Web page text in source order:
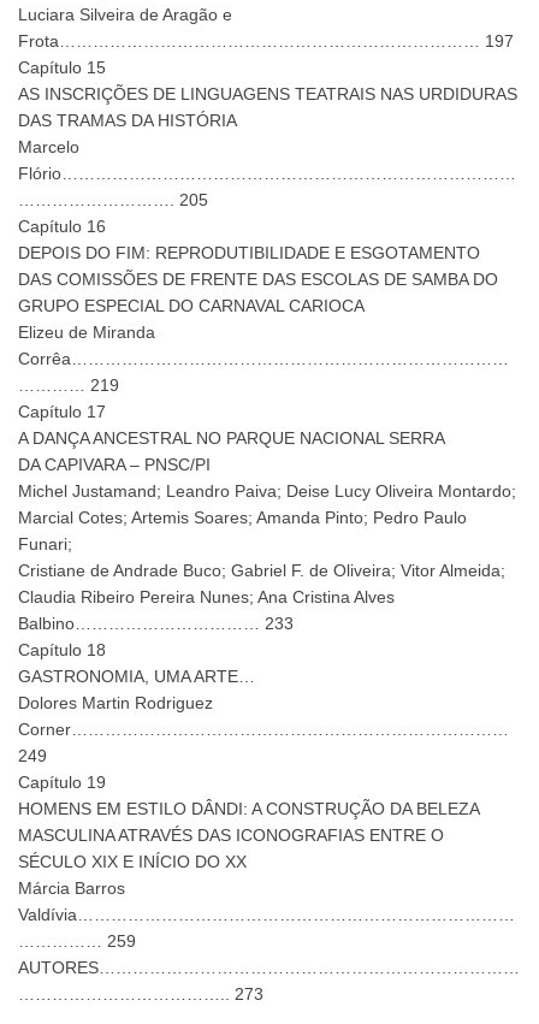
Luciara Silveira de Aragão e
Frota………………………………………………………………… 197
Capítulo 15
AS INSCRIÇÕES DE LINGUAGENS TEATRAIS NAS URDIDURAS
DAS TRAMAS DA HISTÓRIA
Marcelo
Flório………………………………………………………………………
………………………. 205
Capítulo 16
DEPOIS DO FIM: REPRODUTIBILIDADE E ESGOTAMENTO
DAS COMISSÕES DE FRENTE DAS ESCOLAS DE SAMBA DO
GRUPO ESPECIAL DO CARNAVAL CARIOCA
Elizeu de Miranda
Corrêa……………………………………………………………………
………… 219
Capítulo 17
A DANÇA ANCESTRAL NO PARQUE NACIONAL SERRA
DA CAPIVARA – PNSC/PI
Michel Justamand; Leandro Paiva; Deise Lucy Oliveira Montardo;
Marcial Cotes; Artemis Soares; Amanda Pinto; Pedro Paulo
Funari;
Cristiane de Andrade Buco; Gabriel F. de Oliveira; Vitor Almeida;
Claudia Ribeiro Pereira Nunes; Ana Cristina Alves
Balbino…………………………… 233
Capítulo 18
GASTRONOMIA, UMA ARTE…
Dolores Martin Rodriguez
Corner……………………………………………………………………
249
Capítulo 19
HOMENS EM ESTILO DÂNDI: A CONSTRUÇÃO DA BELEZA
MASCULINA ATRAVÉS DAS ICONOGRAFIAS ENTRE O
SÉCULO XIX E INÍCIO DO XX
Márcia Barros
Valdívia……………………………………………………………………
…………… 259
AUTORES…………………………………………………………………
……………………………….. 273